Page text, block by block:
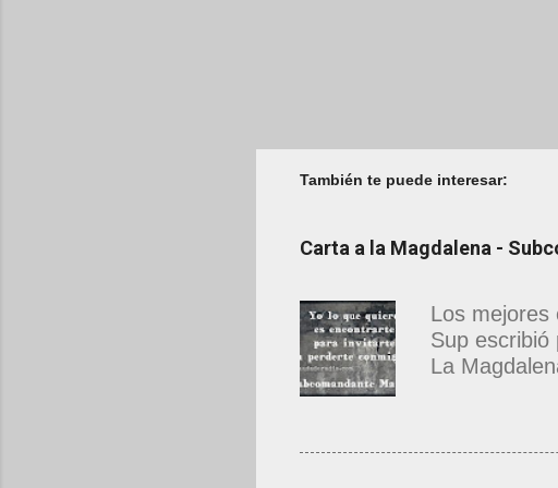
También te puede interesar:
Carta a la Magdalena -
Los mejores
Sup
La
que no era